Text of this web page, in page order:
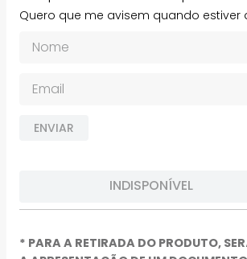
Quero que me avisem quando estiver
ENVIAR
INDISPONÍVEL
* PARA A RETIRADA DO PRODUTO,